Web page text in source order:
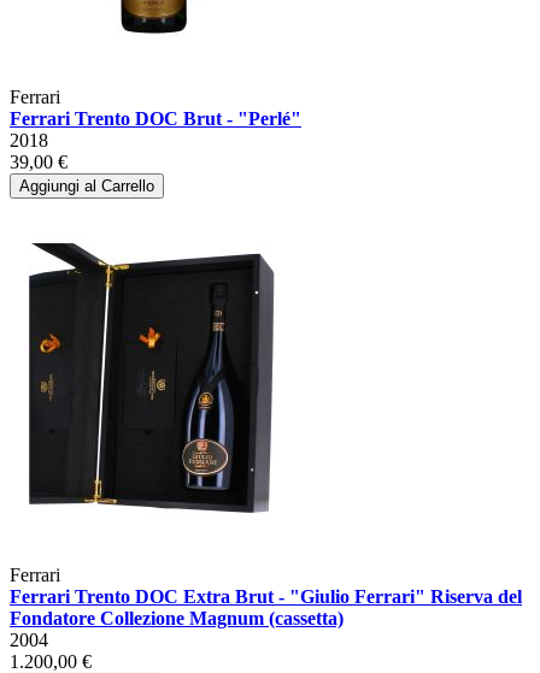
Ferrari
Ferrari Trento DOC Brut - "Perlé"
2018
39,00 €
Aggiungi al Carrello
Ferrari
Ferrari Trento DOC Extra Brut - "Giulio Ferrari" Riserva del
Fondatore Collezione Magnum (cassetta)
2004
1.200,00 €